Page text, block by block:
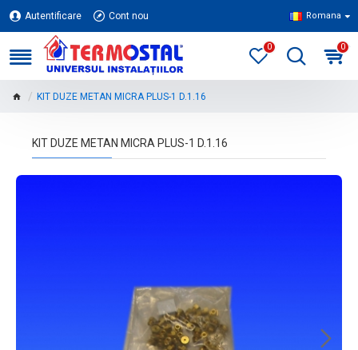
Autentificare Cont nou Romana
0 0
KIT DUZE METAN MICRA PLUS-1 D.1.16
KIT DUZE METAN MICRA PLUS-1 D.1.16